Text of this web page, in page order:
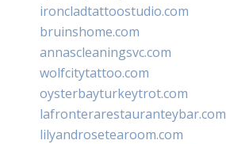
ironcladtattoostudio.com
bruinshome.com
annascleaningsvc.com
wolfcitytattoo.com
oysterbayturkeytrot.com
lafronterarestauranteybar.com
lilyandrosetearoom.com